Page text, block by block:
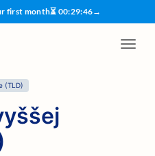
first month⏳ 00:29:45→
(TLD)